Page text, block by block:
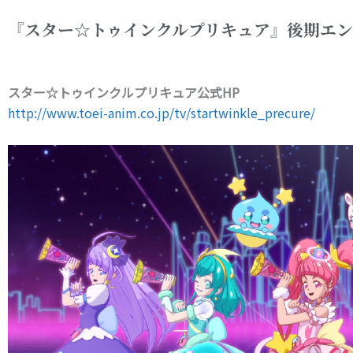
『スター☆トゥインクルプリキュア』後期エ
スター☆トゥインクルプリキュア公式HP
http://www.toei-anim.co.jp/tv/startwinkle_precure/